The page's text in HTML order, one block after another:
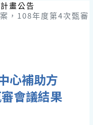
計畫公告
，108年度第4次甄審
心補助方
會議結果